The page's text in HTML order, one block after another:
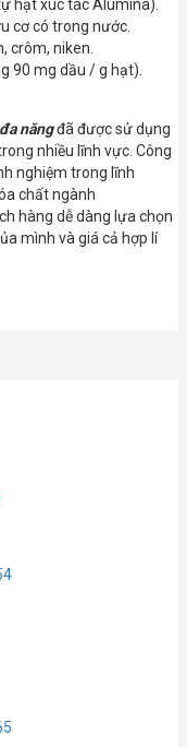
hạt xúc tác Alumina).
cơ có trong nước.
crôm, niken.
90 mg dầu / g hạt).
năngđã được sử dụng
nhiều lĩnh vực. Công
nghiệm trong lĩnh
chất ngành
hàng dễ dàng lựa chọn
mình và giá cả hợp lí